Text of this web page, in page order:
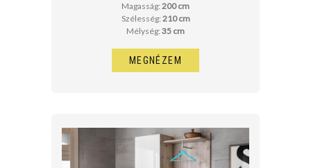
Magasság: 200 cm
Szélesség: 210 cm
Mélység: 35 cm
MEGNÉZEM